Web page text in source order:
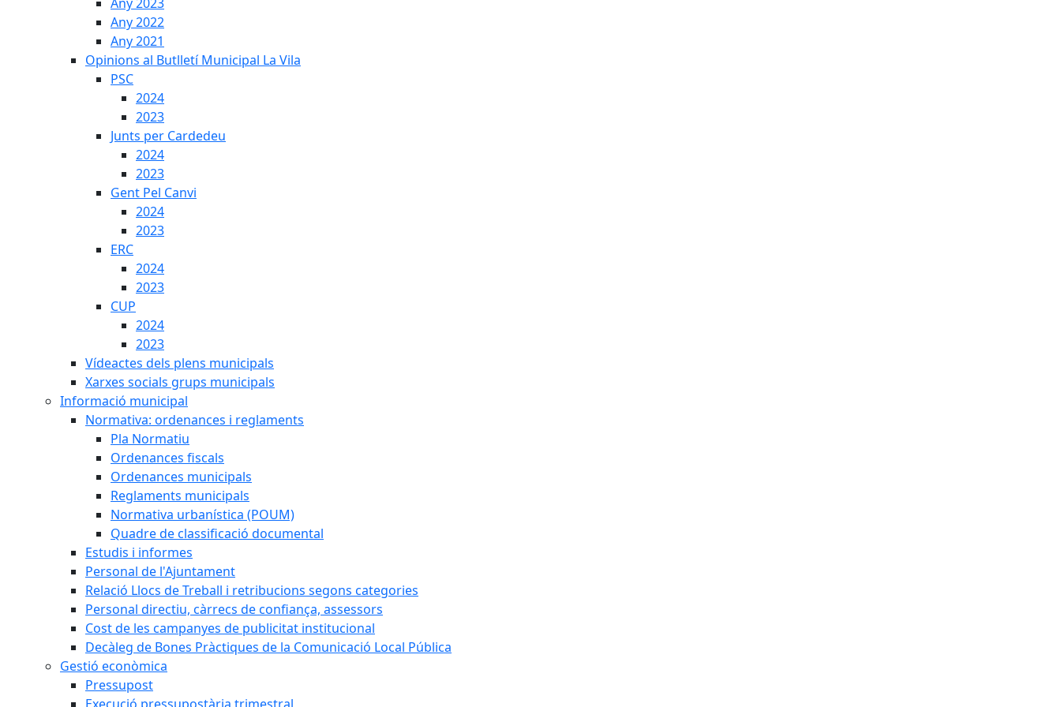
Any 2022
Any 2021
Opinions al Butlletí Municipal La Vila
PSC
2024
2023
Junts per Cardedeu
2024
2023
Gent Pel Canvi
2024
2023
ERC
2024
2023
CUP
2024
2023
Vídeactes dels plens municipals
Xarxes socials grups municipals
Informació municipal
Normativa: ordenances i reglaments
Pla Normatiu
Ordenances fiscals
Ordenances municipals
Reglaments municipals
Normativa urbanística (POUM)
Quadre de classificació documental
Estudis i informes
Personal de l'Ajuntament
Relació Llocs de Treball i retribucions segons categories
Personal directiu, càrrecs de confiança, assessors
Cost de les campanyes de publicitat institucional
Decàleg de Bones Pràctiques de la Comunicació Local Pública
Gestió econòmica
Pressupost